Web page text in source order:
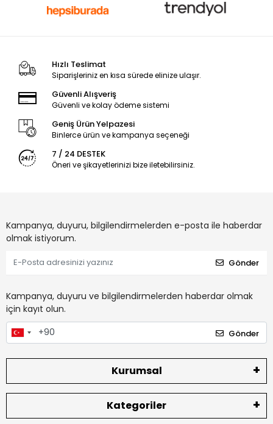
Hızlı Teslimat
Siparişleriniz en kısa sürede elinize ulaşır.
Güvenli Alışveriş
Güvenli ve kolay ödeme sistemi
Geniş Ürün Yelpazesi
Binlerce ürün ve kampanya seçeneği
7 / 24 DESTEK
Öneri ve şikayetlerinizi bize iletebilirsiniz.
Kampanya, duyuru, bilgilendirmelerden e-posta ile haberdar
olmak istiyorum.
Gönder
Kampanya, duyuru ve bilgilendirmelerden haberdar olmak
için kayıt olun.
Gönder
Kurumsal
Kategoriler